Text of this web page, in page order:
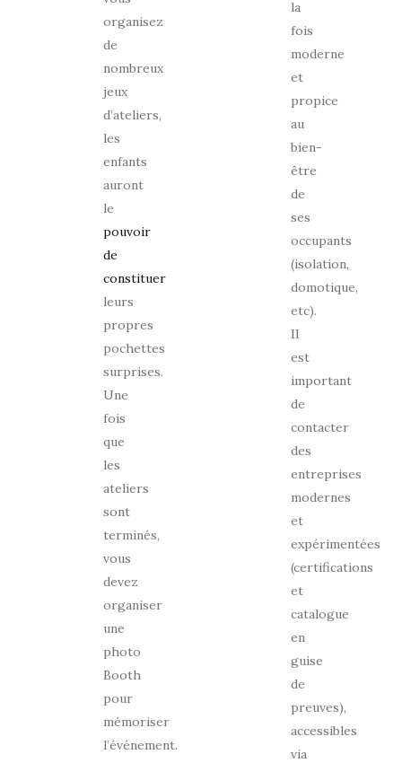
organisez
de
nombreux
jeux
d’ateliers,
les
enfants
auront
le
pouvoir
de
constituer
leurs
propres
pochettes
surprises.
Une
fois
que
les
ateliers
sont
terminés,
vous
devez
organiser
une
photo
Booth
pour
mémoriser
l’événement.
la
fois
moderne
et
propice
au
bien-
être
de
ses
occupants
(isolation,
domotique,
etc).
Il
est
important
de
contacter
des
entreprises
modernes
et
expérimentées
(certifications
et
catalogue
en
guise
de
preuves),
accessibles
via